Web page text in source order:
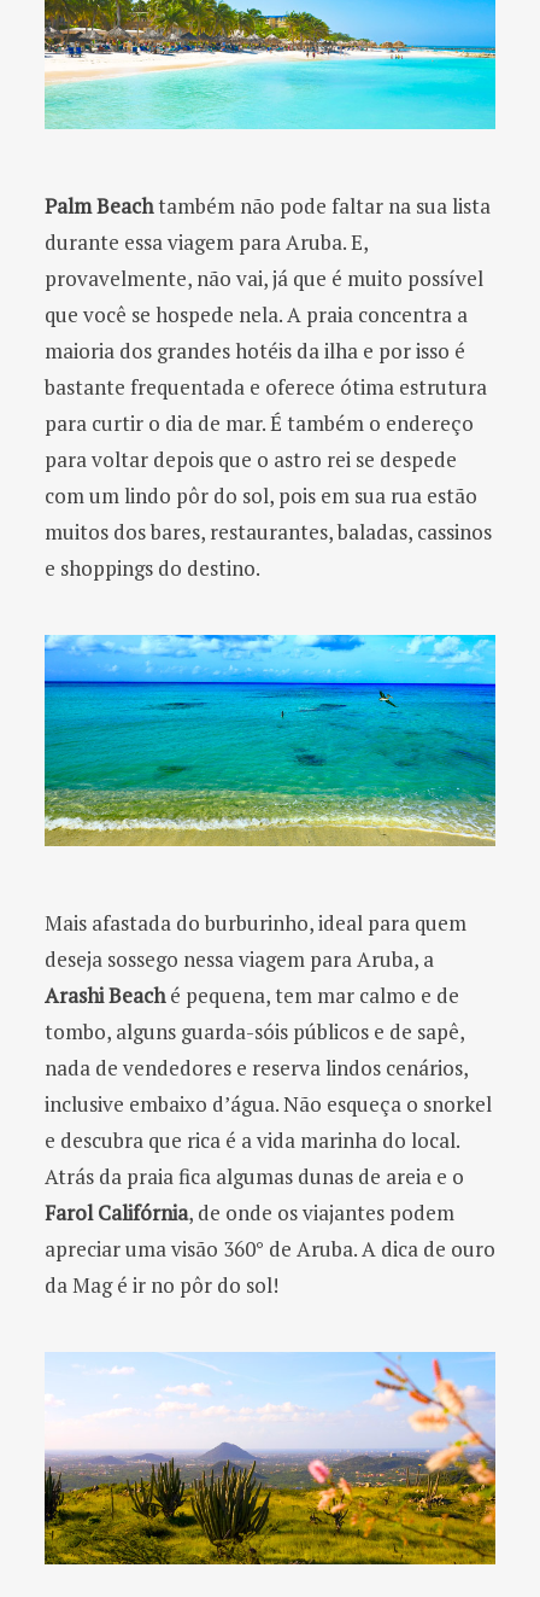
Palm Beachtambém não pode faltar na sua lista
durante essa viagem para Aruba. E,
provavelmente, não vai, já que é muito possível
que você se hospede nela. A praia concentra a
maioria dos grandes hotéis da ilha e por isso é
bastante frequentada e oferece ótima estrutura
para curtir o dia de mar. É também o endereço
para voltar depois que o astro rei se despede
com um lindo pôr do sol, pois em sua rua estão
muitos dos bares, restaurantes, baladas, cassinos
e shoppings do destino.
Mais afastada do burburinho, ideal para quem
deseja sossego nessa viagem para Aruba, a
Arashi Beaché pequena, tem mar calmo e de
tombo, alguns guarda-sóis públicos e de sapê,
nada de vendedores e reserva lindos cenários,
inclusive embaixo d’água. Não esqueça o snorkel
e descubra que rica é a vida marinha do local.
Atrás da praia fica algumas dunas de areia e o
Farol Califórnia, de onde os viajantes podem
apreciar uma visão 360° de Aruba. A dica de ouro
da Mag é ir no pôr do sol!